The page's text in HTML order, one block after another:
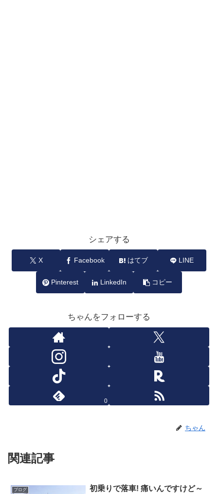
シェアする
X Facebook はてブ LINE
Pinterest LinkedIn コピー
ちゃんをフォローする
0
ちゃん
関連記事
ブログ 初乗りで落車! 痛いんですけど～